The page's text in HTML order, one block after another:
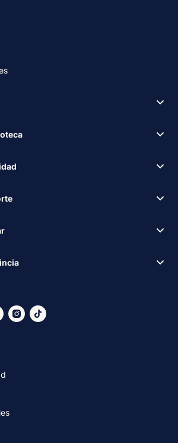
canal de Youtube
nuestro X
Ir a nuestro Instagram
Ir a nuestro TikTok